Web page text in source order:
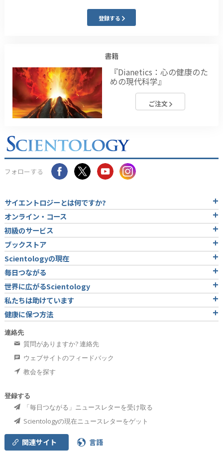
登録する
書籍
『Dianetics：心の健康のた
めの現代科学』
ご注文
フォローする
サイエントロジーとは何ですか?
オンライン・コース
初級のサービス
ブックストア
Scientologyの現在
毎日つながる
世界に広がるScientology
私たちは助けています
健康に保つ方法
連絡先
質問がありますか? 連絡先
ウェブサイトのフィードバック
教会を探す
登録する
「毎日つながる」ニュースレターを受け取る
Scientologyの現在ニュースレターをゲット
関連サイト 言語